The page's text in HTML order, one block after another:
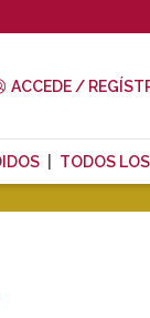
ACCEDE /
TODOS